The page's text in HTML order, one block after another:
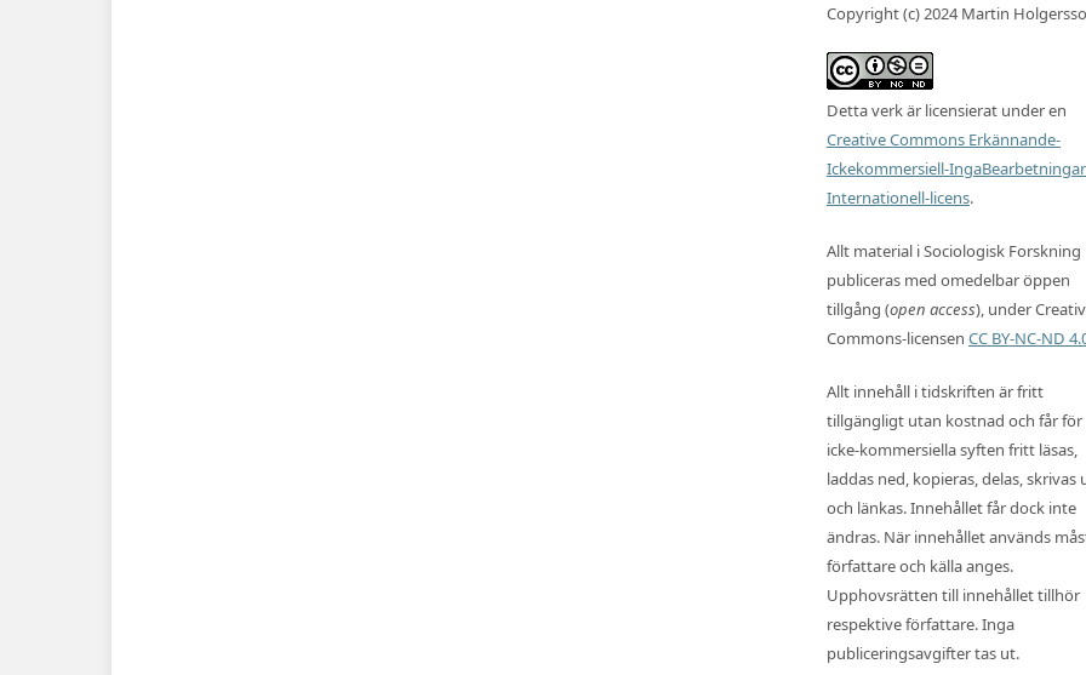
Copyright (c) 2024 Martin
Detta verk är licensierat under en
Creative Commons Erkännande-
Ickekommersiell-
Internationell-licens.
Allt material i Sociologisk Forskning
publiceras med omedelbar öppen
tillgång (open access), under
Commons-licensen CC BY-NC-ND
Allt innehåll i tidskriften är fritt
tillgängligt utan kostnad och får för
icke-kommersiella syften fritt läsas,
laddas ned, kopieras, delas, skrivas
och länkas. Innehållet får dock inte
ändras. När innehållet används
författare och källa anges.
Upphovsrätten till innehållet tillhör
respektive författare. Inga
publiceringsavgifter tas ut.